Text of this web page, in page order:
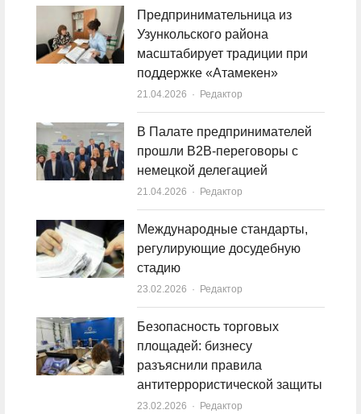
Предпринимательница из
Узункольского района
масштабирует традиции при
поддержке «Атамекен»
21.04.2026 Author
Редактор
В Палате предпринимателей
прошли B2B-переговоры с
немецкой делегацией
21.04.2026 Author
Редактор
Международные стандарты,
регулирующие досудебную
стадию
23.02.2026 Author
Редактор
Безопасность торговых
площадей: бизнесу
разъяснили правила
антитеррористической защиты
23.02.2026 Author
Редактор